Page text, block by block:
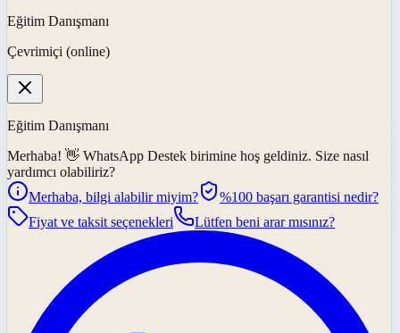
Eğitim Danışmanı
Çevrimiçi (online)
Eğitim Danışmanı
Merhaba! 👋 WhatsApp Destek birimine hoş geldiniz. Size nasıl
yardımcı olabiliriz?
Merhaba, bilgi alabilir miyim?
%100 başarı garantisi nedir?
Fiyat ve taksit seçenekleri
Lütfen beni arar mısınız?